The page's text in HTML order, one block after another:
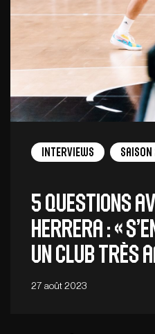
Interviews
5 QUESTIONS
HERRERA : «
un club très
27 août 2023